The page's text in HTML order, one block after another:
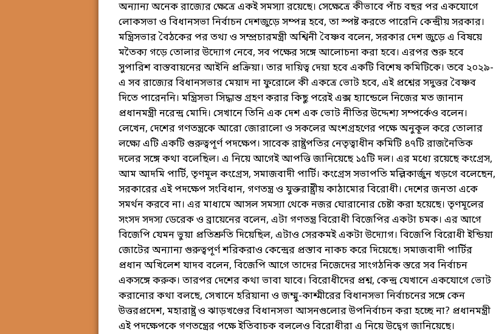
অন্যান্য অনেক রাজ্যের ক্ষেত্রে একই সমস্যা রয়েছে। সেক্ষেত্রে কীভাবে পাঁচ বছর পর একযোগে
লোকসভা ও বিধানসভা নির্বাচন দেশজুড়ে সম্পন্ন হবে, তা স্পষ্ট করতে পারেনি কেন্দ্রীয় সরকার।
মন্ত্রিসভার বৈঠকের পর তথ্য ও সম্প্রচারমন্ত্রী অশ্বিনী বৈষ্ণব বলেন, সরকার দেশ জুড়ে এ বিষয়ে
মতৈক্য গড়ে তোলার উদ্যোগ নেবে, সব পক্ষের সঙ্গে আলোচনা করা হবে। এরপর শুরু হবে
সুপারিশ বাস্তবায়নের আইনি প্রক্রিয়া। তার দায়িত্ব দেয়া হবে একটি বিশেষ কমিটিকে। তবে ২০২৯-
এ সব রাজ্যের বিধানসভার মেয়াদ না ফুরোলে কী একত্রে ভোট হবে, এই প্রশ্নের সদুত্তর বৈষ্ণব
দিতে পারেননি। মন্ত্রিসভা সিদ্ধান্ত গ্রহণ করার কিছু পরেই এক্স হ্যান্ডেলে নিজের মত জানান
প্রধানমন্ত্রী নরেন্দ্র মোদি। সেখানে তিনি এক দেশ এক ভোট নীতির উদ্দেশ্য সম্পর্কেও বলেন।
লেখেন, দেশের গণতন্ত্রকে আরো জোরালো ও সকলের অংশগ্রহণের পক্ষে অনুকূল করে তোলার
লক্ষ্যে এটি একটি গুরুত্বপূর্ণ পদক্ষেপ। সাবেক রাষ্ট্রপতির নেতৃত্বাধীন কমিটি ৪৭টি রাজনৈতিক
দলের সঙ্গে কথা বলেছিল। এ নিয়ে আগেই আপত্তি জানিয়েছে ১৫টি দল। এর মধ্যে রয়েছে কংগ্রেস,
আম আদমি পার্টি, তৃণমূল কংগ্রেস, সমাজবাদী পার্টি। কংগ্রেস সভাপতি মল্লিকার্জুন খড়গে বলেছেন,
সরকারের এই পদক্ষেপ সংবিধান, গণতন্ত্র ও যুক্তরাষ্ট্রীয় কাঠামোর বিরোধী। দেশের জনতা একে
সমর্থন করবে না। এর মাধ্যমে আসল সমস্যা থেকে নজর ঘোরানোর চেষ্টা করা হয়েছে। তৃণমূলের
সংসদ সদস্য ডেরেক ও ব্রায়েনের বলেন, এটা গণতন্ত্র বিরোধী বিজেপির একটা চমক। এর আগে
বিজেপি যেমন ভুয়া প্রতিশ্রুতি দিয়েছিল, এটাও সেরকমই একটা উদ্যোগ। বিজেপি বিরোধী ইন্ডিয়া
জোটের অন্যান্য গুরুত্বপূর্ণ শরিকরাও কেন্দ্রের প্রস্তাব নাকচ করে দিয়েছে। সমাজবাদী পার্টির
প্রধান অখিলেশ যাদব বলেন, বিজেপি আগে তাদের নিজেদের সাংগঠনিক স্তরে সব নির্বাচন
একসঙ্গে করুক। তারপর দেশের কথা ভাবা যাবে। বিরোধীদের প্রশ্ন, কেন্দ্র যেখানে একযোগে ভোট
করানোর কথা বলছে, সেখানে হরিয়ানা ও জম্মু-কাশ্মীরের বিধানসভা নির্বাচনের সঙ্গে কেন
উত্তরপ্রদেশ, মহারাষ্ট্র ও ঝাড়খণ্ডের বিধানসভা আসনগুলোর উপনির্বাচন করা হচ্ছে না? প্রধানমন্ত্রী
এই পদক্ষেপকে গণতন্ত্রের পক্ষে ইতিবাচক বললেও বিরোধীরা এ নিয়ে উদ্বেগ জানিয়েছে।